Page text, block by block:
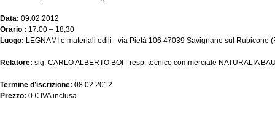
Data: 09.02.2012
Orario : 17.00 – 18,30
Luogo: LEGNAMI e materiali edili - via Pietà 106 47039 Savignano sul Rubicone
Relatore: sig. CARLO ALBERTO BOI - resp. tecnico commerciale NATURALIA
Termine d’iscrizione: 08.02.2012
Prezzo: 0 € IVA inclusa